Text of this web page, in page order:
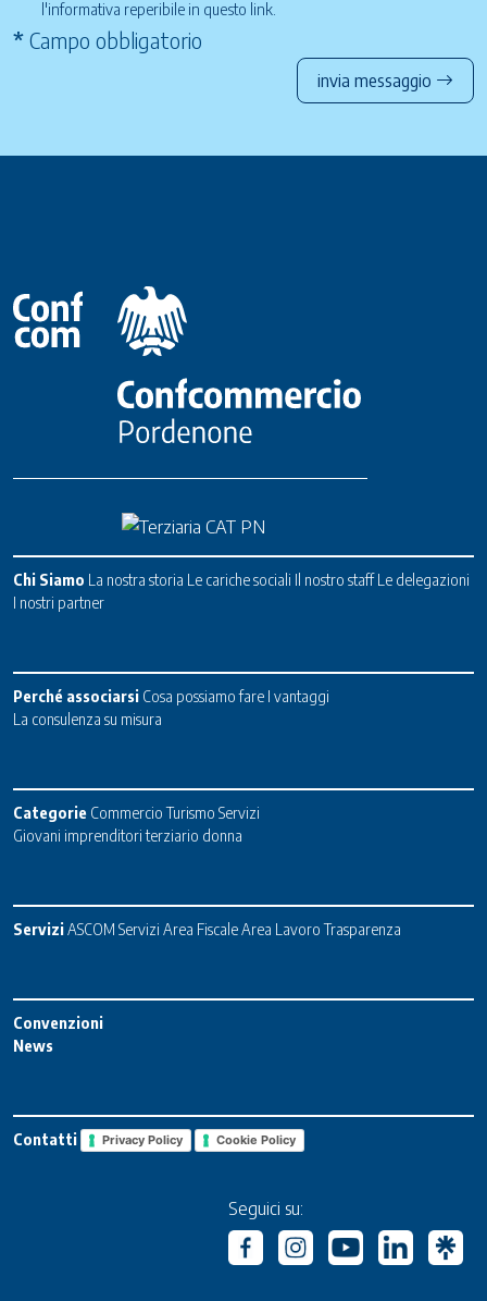
l'informativa reperibile in questo link
* Campo obbligatorio
invia messaggio
Chi Siamo La nostra storia Le cariche sociali Il nostro staff Le delegazioni
I nostri partner
Perché associarsi Cosa possiamo fare I vantaggi
La consulenza su misura
Categorie Commercio Turismo Servizi
Giovani imprenditori terziario donna
ServiziASCOM Servizi Area FiscaleArea Lavoro Trasparenza
Convenzioni
News
Contatti Privacy Policy Cookie Policy
Seguici su: